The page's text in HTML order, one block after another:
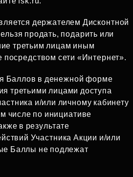
держателем Дисконтной
продать, подарить или
третьим лицам иным
посредством сети «Интернет».
Баллов в денежной форме
третьими лицами доступа
и/или личному кабинету
числе по инициативе
в результате
Участника Акции и/или
Баллы не подлежат